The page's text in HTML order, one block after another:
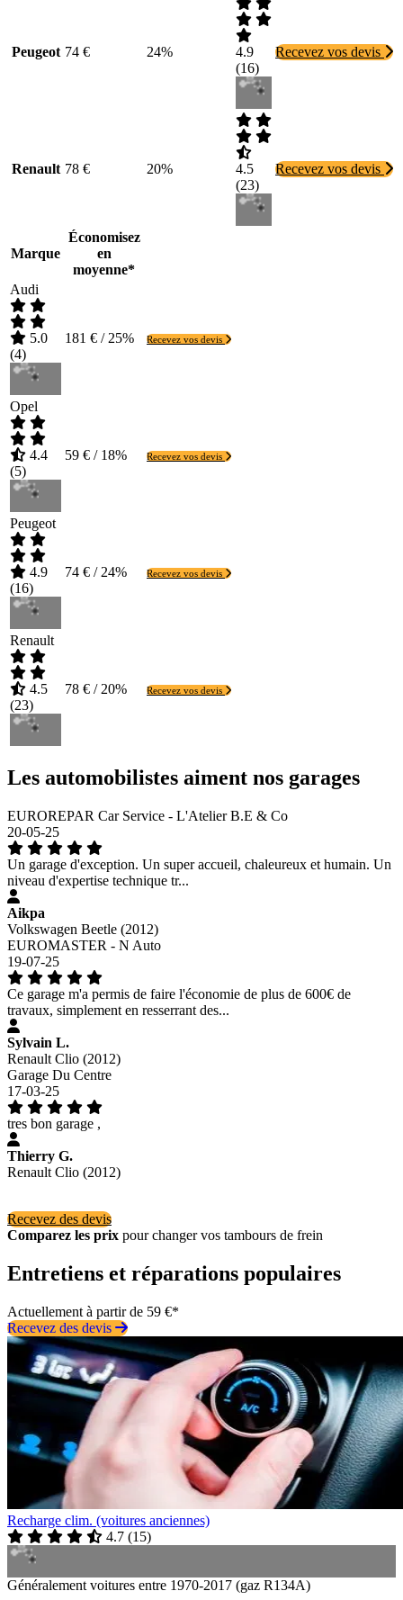
Peugeot 74 € 24%
4.9
(16)
Recevez vos devis
Renault 78 € 20%
4.5
(23)
Recevez vos devis
Marque
Économisez
en
moyenne*
Audi
5.0
(4)
181 € / 25% Recevez vos devis
Opel
4.4
(5)
59 € / 18% Recevez vos devis
Peugeot
4.9
(16)
74 € / 24% Recevez vos devis
Renault
4.5
(23)
78 € / 20% Recevez vos devis
Les automobilistes aiment nos garages
EUROREPAR Car Service - L'Atelier B.E & Co
20-05-25
Un garage d'exception. Un super accueil, chaleureux et humain. Un
niveau d'expertise technique tr...
Aikpa
Volkswagen Beetle (2012)
EUROMASTER - N Auto
19-07-25
Ce garage m'a permis de faire l'économie de plus de 600€ de
travaux, simplement en resserrant des...
Sylvain L.
Renault Clio (2012)
Garage Du Centre
17-03-25
tres bon garage ,
Thierry G.
Renault Clio (2012)
Recevez des devis
Comparez les prix pour changer vos tambours de frein
Entretiens et réparations populaires
Actuellement à partir de 59 €*
Recevez des devis
Recharge clim. (voitures anciennes)
4.7 (15)
Généralement voitures entre 1970-2017 (gaz R134A)